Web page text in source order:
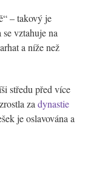
– takový je
vztahuje na
a níže než
středu před více
zadynastie
je oslavována a